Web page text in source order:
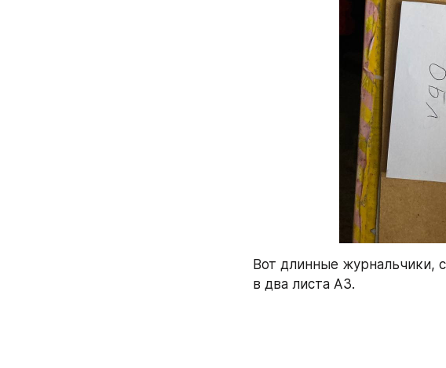
Вот длинные журнальчики,
в два листа А3.